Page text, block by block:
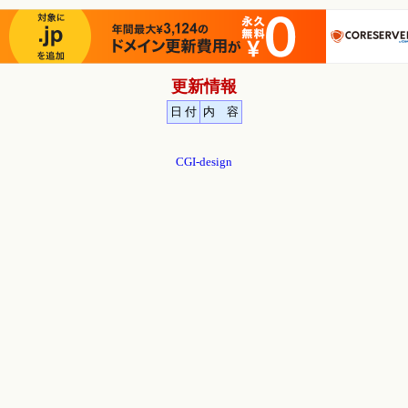
更新情報
日 付 内 容
CGI-design